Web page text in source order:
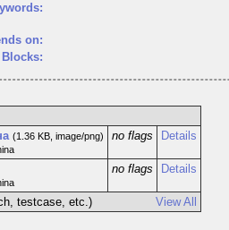
on:
Blocks:
(1.36 KB, image/png)
no flags Details
no flags Details
View All
testcase, etc.)